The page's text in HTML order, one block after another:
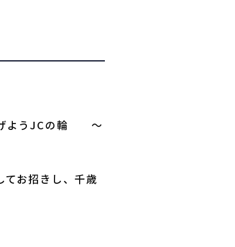
げようJCの輪 ～
お招きし、千歳